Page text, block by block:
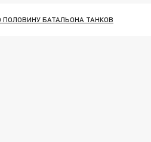
БАТАЛЬОНА ТАНКОВ